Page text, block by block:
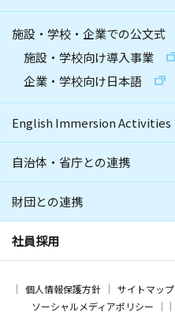
施設・学校・企業での公文式
施設・学校向け導入事業
企業・学校向け日本語
English Immersion Activities
自治体・省庁との連携
財団との連携
社員採用
個人情報保護方針 サイトマップ
ソーシャルメディアポリシー